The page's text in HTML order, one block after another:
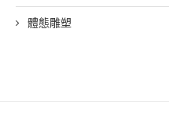
體態雕塑